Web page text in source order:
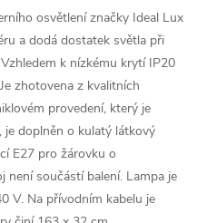
osvětlení značky Ideal Lux
a dodá dostatek světla při
k nízkému krytí IP20
zhotovena z kvalitních
provedení, který je
doplněn o kulatý látkový
E27 pro žárovku o
není součástí balení. Lampa je
V. Na přívodním kabelu je